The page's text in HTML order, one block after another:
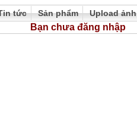
tức Sản phẩm Upload ảnh
Bạn chưa đăng nhập